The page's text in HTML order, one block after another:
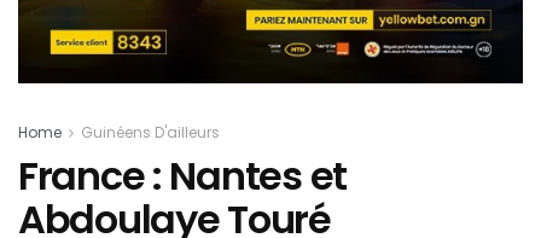
Home Guinéens D'ailleurs
France : Nantes et
Abdoulaye Touré